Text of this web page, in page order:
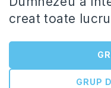
creat toate
GRUP